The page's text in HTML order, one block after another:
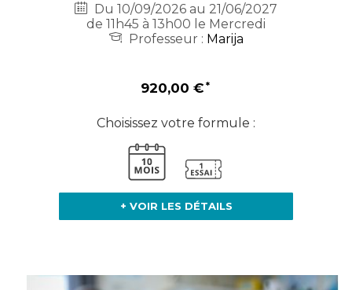
Du 10/09/2026 au 21/06/2027
de 11h45 à 13h00 le Mercredi
Professeur : Marija
920,00 €
Choisissez votre formule :
+ VOIR LES DÉTAILS